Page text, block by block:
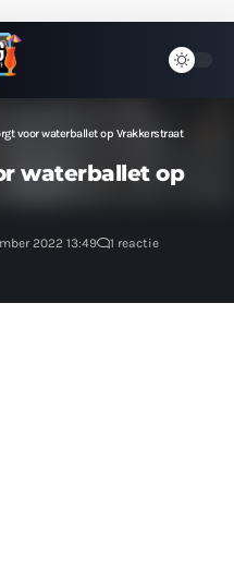
voor waterballet op Vrakkerstraat
waterballet op
2022 13:49
1 reactie